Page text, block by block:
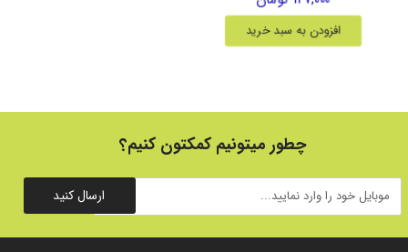
افزودن به سبد خرید
چطور میتونیم کمکتون کنیم؟
ارسال کنید